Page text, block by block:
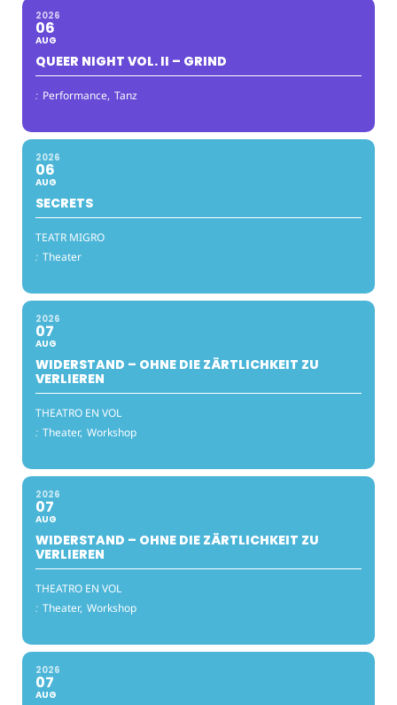
2026
06
AUG
QUEER NIGHT VOL. II – GRIND
: Performance, Tanz
2026
06
AUG
SECRETS
TEATR MIGRO
: Theater
2026
07
AUG
WIDERSTAND – OHNE DIE ZÄRTLICHKEIT ZU
VERLIEREN
THEATRO EN VOL
: Theater, Workshop
2026
07
AUG
WIDERSTAND – OHNE DIE ZÄRTLICHKEIT ZU
VERLIEREN
THEATRO EN VOL
: Theater, Workshop
2026
07
AUG